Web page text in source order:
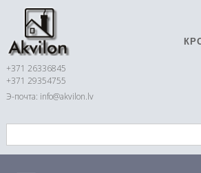
+371 26336845
+371 29354755
Э-почта: info@akvilon.lv